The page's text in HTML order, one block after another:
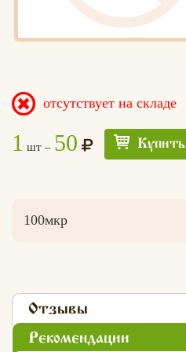
Едлин
отсутствует на складе
1 шт – 50 Купить
100мкр
Отзывы
Рекомендации